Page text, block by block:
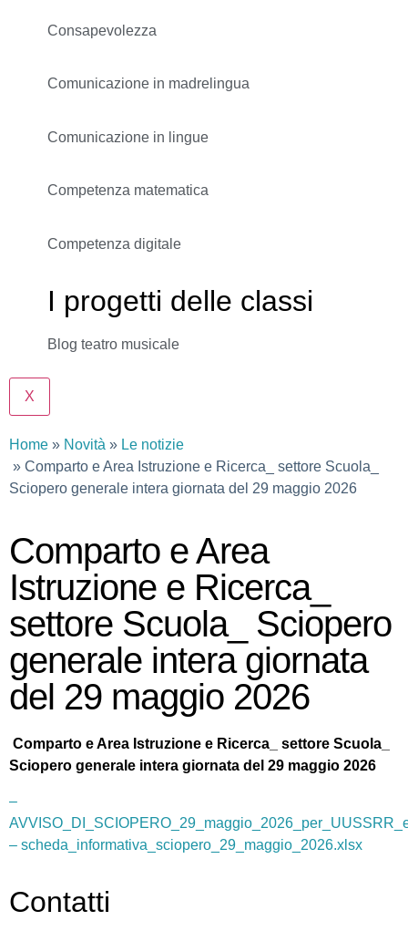
Consapevolezza
Comunicazione in madrelingua
Comunicazione in lingue
Competenza matematica
Competenza digitale
I progetti delle classi
Blog teatro musicale
X
Home Novità
Le notizie
Comparto e Area Istruzione e Ricerca_ settore Scuola_
Sciopero generale intera giornata del 29 maggio 2026
Comparto e Area
Istruzione e Ricerca_
settore Scuola_ Sciopero
generale intera giornata
del 29 maggio 2026
Comparto e Area Istruzione e Ricerca_ settore Scuola_
Sciopero generale intera giornata del 29 maggio 2026
–
– scheda_informativa_sciopero_29_maggio_2026.xlsx
Contatti